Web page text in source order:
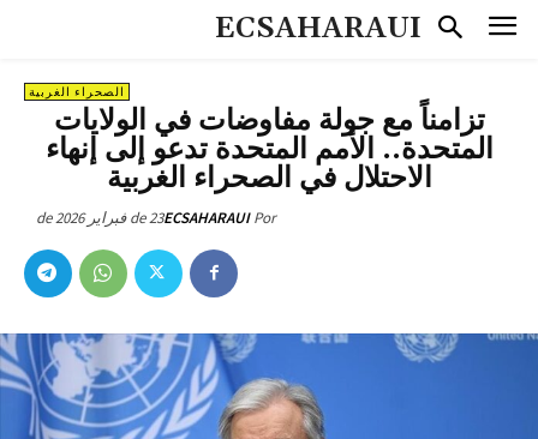
ECSAHARAUI
الصحراء الغربية
تزامناً مع جولة مفاوضات في الولايات
المتحدة.. الأمم المتحدة تدعو إلى إنهاء
الاحتلال في الصحراء الغربية
Por
ECSAHARAUI23 de فبراير de 2026